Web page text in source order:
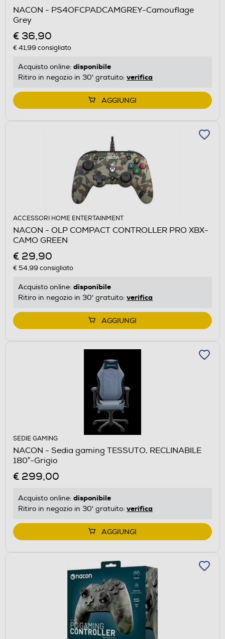
NACON - PS4OFCPADCAMGREY-Camouflage
Grey
€ 36,90
€ 41,99 consigliato
Acquisto online: disponibile
Ritiro in negozio in 30' gratuito: verifica
AGGIUNGI
ACCESSORI HOME ENTERTAINMENT
NACON - OLP COMPACT CONTROLLER PRO XBX-
CAMO GREEN
€ 29,90
€ 54,99 consigliato
Acquisto online: disponibile
Ritiro in negozio in 30' gratuito: verifica
AGGIUNGI
SEDIE GAMING
NACON - Sedia gaming TESSUTO, RECLINABILE
180°-Grigio
€ 299,00
Acquisto online: disponibile
Ritiro in negozio in 30' gratuito: verifica
AGGIUNGI